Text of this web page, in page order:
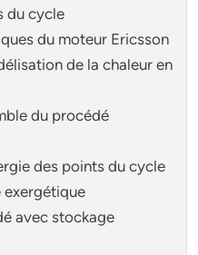
du cycle
du moteur Ericsson
de la chaleur en
du procédé
des points du cycle
exergétique
avec stockage